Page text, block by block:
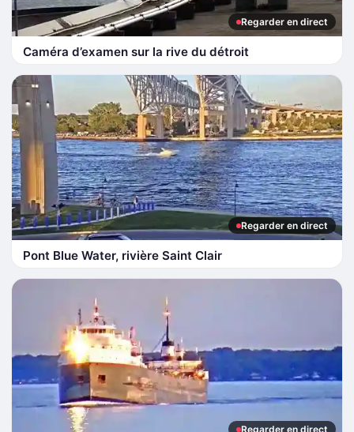
Regarder en direct
Caméra d’examen sur la rive du détroit
Regarder en direct
Pont Blue Water, rivière Saint Clair
Regarder en direct